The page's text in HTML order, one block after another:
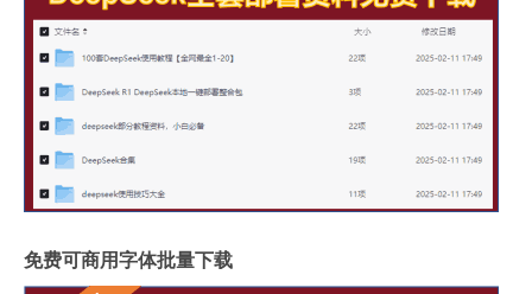
免费可商用字体批量下载